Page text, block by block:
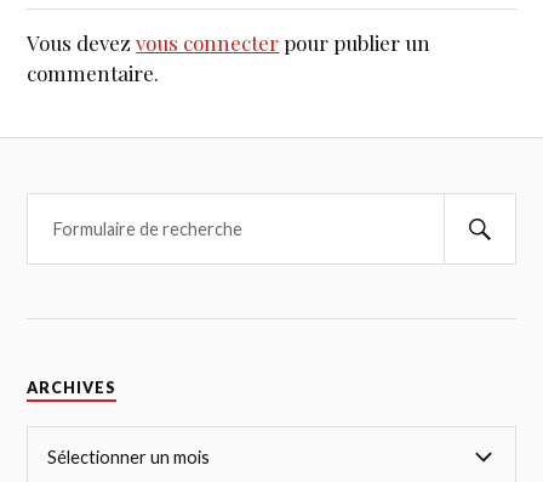
Vous devezvous connecterpour publier un
commentaire.
ARCHIVES